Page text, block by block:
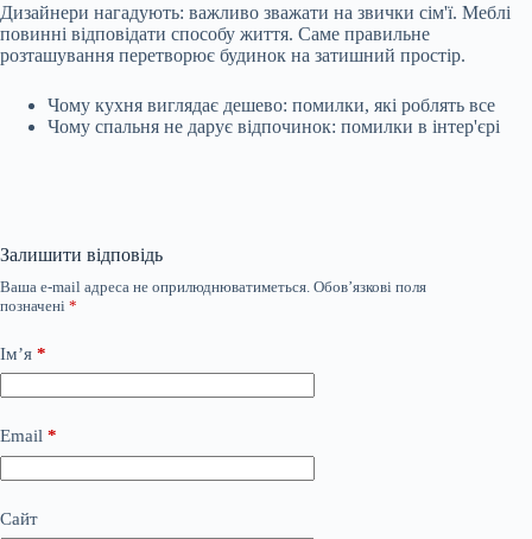
Дизайнери нагадують: важливо зважати на звички сім'ї. Меблі
повинні відповідати способу життя. Саме правильне
розташування перетворює будинок на затишний простір.
Чому кухня виглядає дешево: помилки, які роблять все
Чому спальня не дарує відпочинок: помилки в інтер'єрі
Залишити відповідь
Ваша e-mail адреса не оприлюднюватиметься. Обов’язкові поля
позначені *
Ім’я *
Email *
Сайт